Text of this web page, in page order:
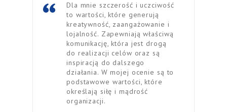
Dla mnie szczerość i uczciwość
to wartości, które generują
kreatywność, zaangażowanie i
lojalność. Zapewniają właściwą
komunikację, która jest drogą
do realizacji celów oraz są
inspiracją do dalszego
działania. W mojej ocenie są to
podstawowe wartości, które
określają siłę i mądrość
organizacji.